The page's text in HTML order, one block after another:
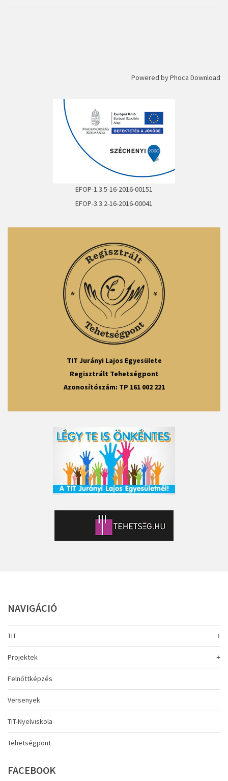
Powered byPhoca Download
EFOP-1.3.5-16-2016-00151
EFOP-3.3.2-16-2016-00041
TIT Jurányi Lajos Egyesülete
Regisztrált Tehetségpont
Azonosítószám: TP 161 002 221
NAVIGÁCIÓ
TIT
Projektek
Felnőttképzés
Versenyek
TIT-Nyelviskola
Tehetségpont
FACEBOOK